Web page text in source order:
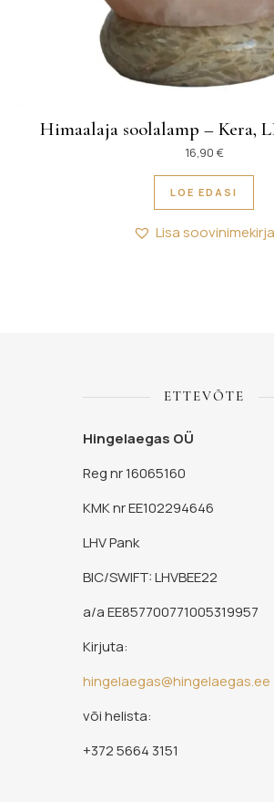
Himaalaja soolalamp – Kera,
16,90 €
LOE EDASI
Lisa soovinimekirja
ETTEVÕTE
Hingelaegas OÜ
Reg nr 16065160
KMK nr EE102294646
LHV Pank
BIC/SWIFT: LHVBEE22
a/a EE857700771005319957
Kirjuta:
hingelaegas@hingelaegas.ee
või helista:
+372 5664 3151